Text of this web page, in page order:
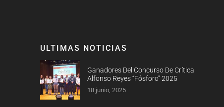
ULTIMAS NOTICIAS
Ganadores Del Concurso De Crítica
Alfonso Reyes “Fósforo” 2025
18 junio, 2025